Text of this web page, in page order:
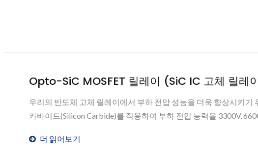
Opto-SiC MOSFET 릴레이 (SiC IC 고체 릴레
우리의 반도체 고체 릴레이에서 부하 전압 성능을 더욱 향상시키기
카바이드(Silicon Carbide)를 적용하여 부하 전압 능력을 3300V,
더 읽어보기